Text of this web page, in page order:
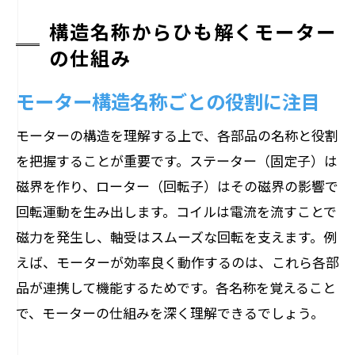
モーター理解を深める図解付き基礎知識
図解で学ぶモーターの基礎と構造原理
ト
モーターの基本構造を図解でわかりやす
く
モーターの仕組みを応用例と共に解説
構造図で深まるモーターの専門知識
モーター構造の理解を深めるための基礎
ポイント
構造名称からひも解くモーター
の仕組み
モーター構造名称ごとの役割に注目
モーターの構造を理解する上で、各部品の名称と役割
を把握することが重要です。ステーター（固定子）は
磁界を作り、ローター（回転子）はその磁界の影響で
回転運動を生み出します。コイルは電流を流すことで
磁力を発生し、軸受はスムーズな回転を支えます。例
えば、モーターが効率良く動作するのは、これら各部
品が連携して機能するためです。各名称を覚えること
で、モーターの仕組みを深く理解できるでしょう。